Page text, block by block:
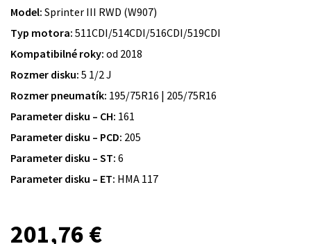
Model: Sprinter III RWD (W907)
Typ motora: 511CDI/514CDI/516CDI/519CDI
Kompatibilné roky: od 2018
Rozmer disku: 5 1/2 J
Rozmer pneumatík: 195/75R16 | 205/75R16
Parameter disku – CH: 161
Parameter disku – PCD: 205
Parameter disku – ST: 6
Parameter disku – ET: HMA 117
201,76 €